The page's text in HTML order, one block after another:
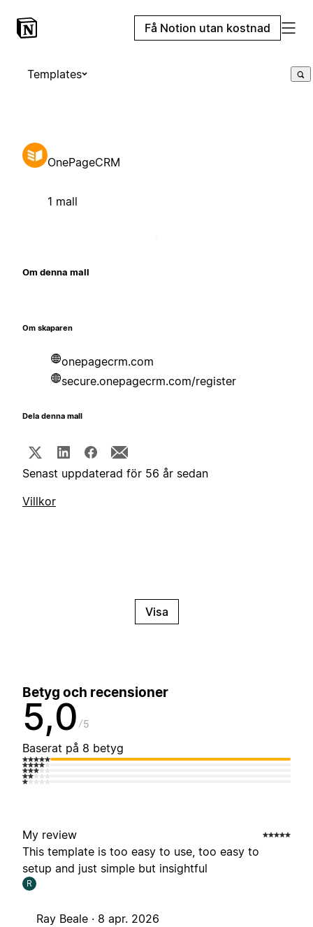
Få Notion utan kostnad
Templates
OnePageCRM
1 mall
Om denna mall
Om skaparen
onepagecrm.com
secure.onepagecrm.com/register
Dela denna mall
Senast uppdaterad för 56 år sedan
Villkor
Visa
Betyg och recensioner
5,0 5
Baserat på 8 betyg
My review
This template is too easy to use, too easy to
setup and just simple but insightful
R
Ray Beale · 8 apr. 2026